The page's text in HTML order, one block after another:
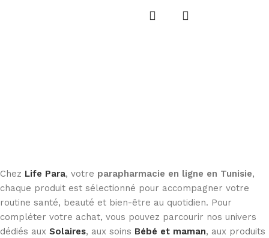
Chez Life Para, votre parapharmacie en ligne en Tunisie,
chaque produit est sélectionné pour accompagner votre
routine santé, beauté et bien-être au quotidien. Pour
compléter votre achat, vous pouvez parcourir nos univers
dédiés aux Solaires, aux soins Bébé et maman, aux produits